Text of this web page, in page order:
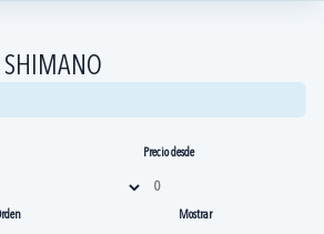
Precio desde
Mostrar